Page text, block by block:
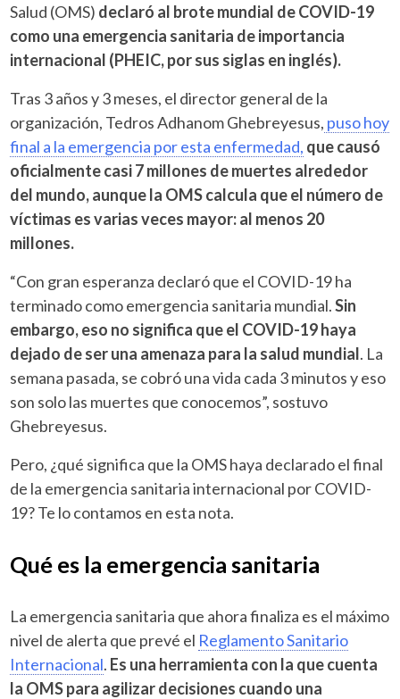
Salud (OMS) declaró al brote mundial de COVID-19
como una emergencia sanitaria de importancia
internacional (PHEIC, por sus siglas en inglés).
Tras 3 años y 3 meses, el director general de la
organización, Tedros Adhanom Ghebreyesus, puso hoy
final a la emergencia por esta enfermedad, que causó
oficialmente casi 7 millones de muertes alrededor
del mundo, aunque la OMS calcula que el número de
víctimas es varias veces mayor: al menos 20
millones.
“Con gran esperanza declaró que el COVID-19 ha
terminado como emergencia sanitaria mundial.Sin
embargo, eso no significa que el COVID-19 haya
dejado de ser una amenaza para la salud mundial. La
semana pasada, se cobró una vida cada 3 minutos y eso
son solo las muertes que conocemos”, sostuvo
Ghebreyesus.
Pero, ¿qué significa que la OMS haya declarado el final
de la emergencia sanitaria internacional por COVID-
19? Te lo contamos en esta nota.
Qué es la emergencia sanitaria
La emergencia sanitaria que ahora finaliza es el máximo
nivel de alerta que prevé el Reglamento Sanitario
Internacional. Es una herramienta con la que cuenta
la OMS para agilizar decisiones cuando una